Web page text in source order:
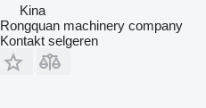
Kina
Rongquan machinery company
Kontakt selgeren